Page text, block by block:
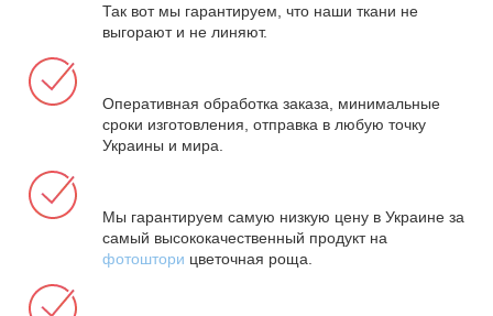
Так вот мы гарантируем, что наши ткани не
выгорают и не линяют.
Оперативная обработка заказа, минимальные
сроки изготовления, отправка в любую точку
Украины и мира.
Мы гарантируем самую низкую цену в Украине за
самый высококачественный продукт на
фотоштори цветочная роща.